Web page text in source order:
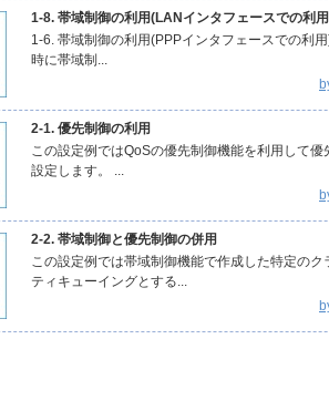
1-8. 帯域制御の利用(LANインタフェースでの利
1-6. 帯域制御の利用(PPPインタフェースでの利
時に帯域制...
2-1. 優先制御の利用
この設定例ではQoSの優先制御機能を利用して
設定します。 ...
2-2. 帯域制御と優先制御の併用
この設定例では帯域制御機能で作成した特定の
ティキューイングとする...